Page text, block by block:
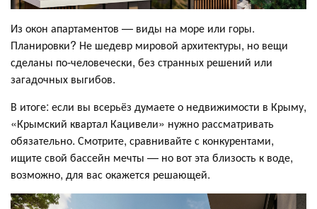
Из окон апартаментов — виды на море или горы.
Планировки? Не шедевр мировой архитектуры, но вещи
сделаны по-человечески, без странных решений или
загадочных выгибов.
В итоге: если вы всерьёз думаете о недвижимости в Крыму,
«Крымский квартал Кацивели» нужно рассматривать
обязательно. Смотрите, сравнивайте с конкурентами,
ищите свой бассейн мечты — но вот эта близость к воде,
возможно, для вас окажется решающей.